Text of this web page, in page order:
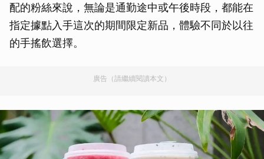
配的粉絲來說，無論是通勤途中或午後時段，都能在
指定據點入手這次的期間限定新品，體驗不同於以往
的手搖飲選擇。
廣告（請繼續閱讀本文）